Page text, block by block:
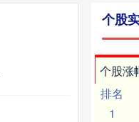
个股
个股涨
排名
1